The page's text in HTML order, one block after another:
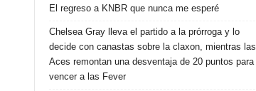
El regreso a KNBR que nunca me esperé
Chelsea Gray lleva el partido a la prórroga y lo
decide con canastas sobre la claxon, mientras las
Aces remontan una desventaja de 20 puntos para
vencer a las Fever